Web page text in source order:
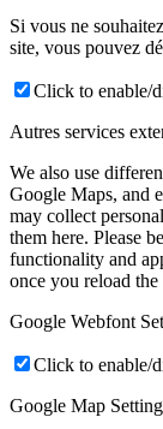
Si vous ne
site, vous pouvez
Click to enable/
Autres services
We also use
Google Maps, and
may collect
them here. Please
functionality and
once you reload the
Google Webfont
Click to enable/
Google Map